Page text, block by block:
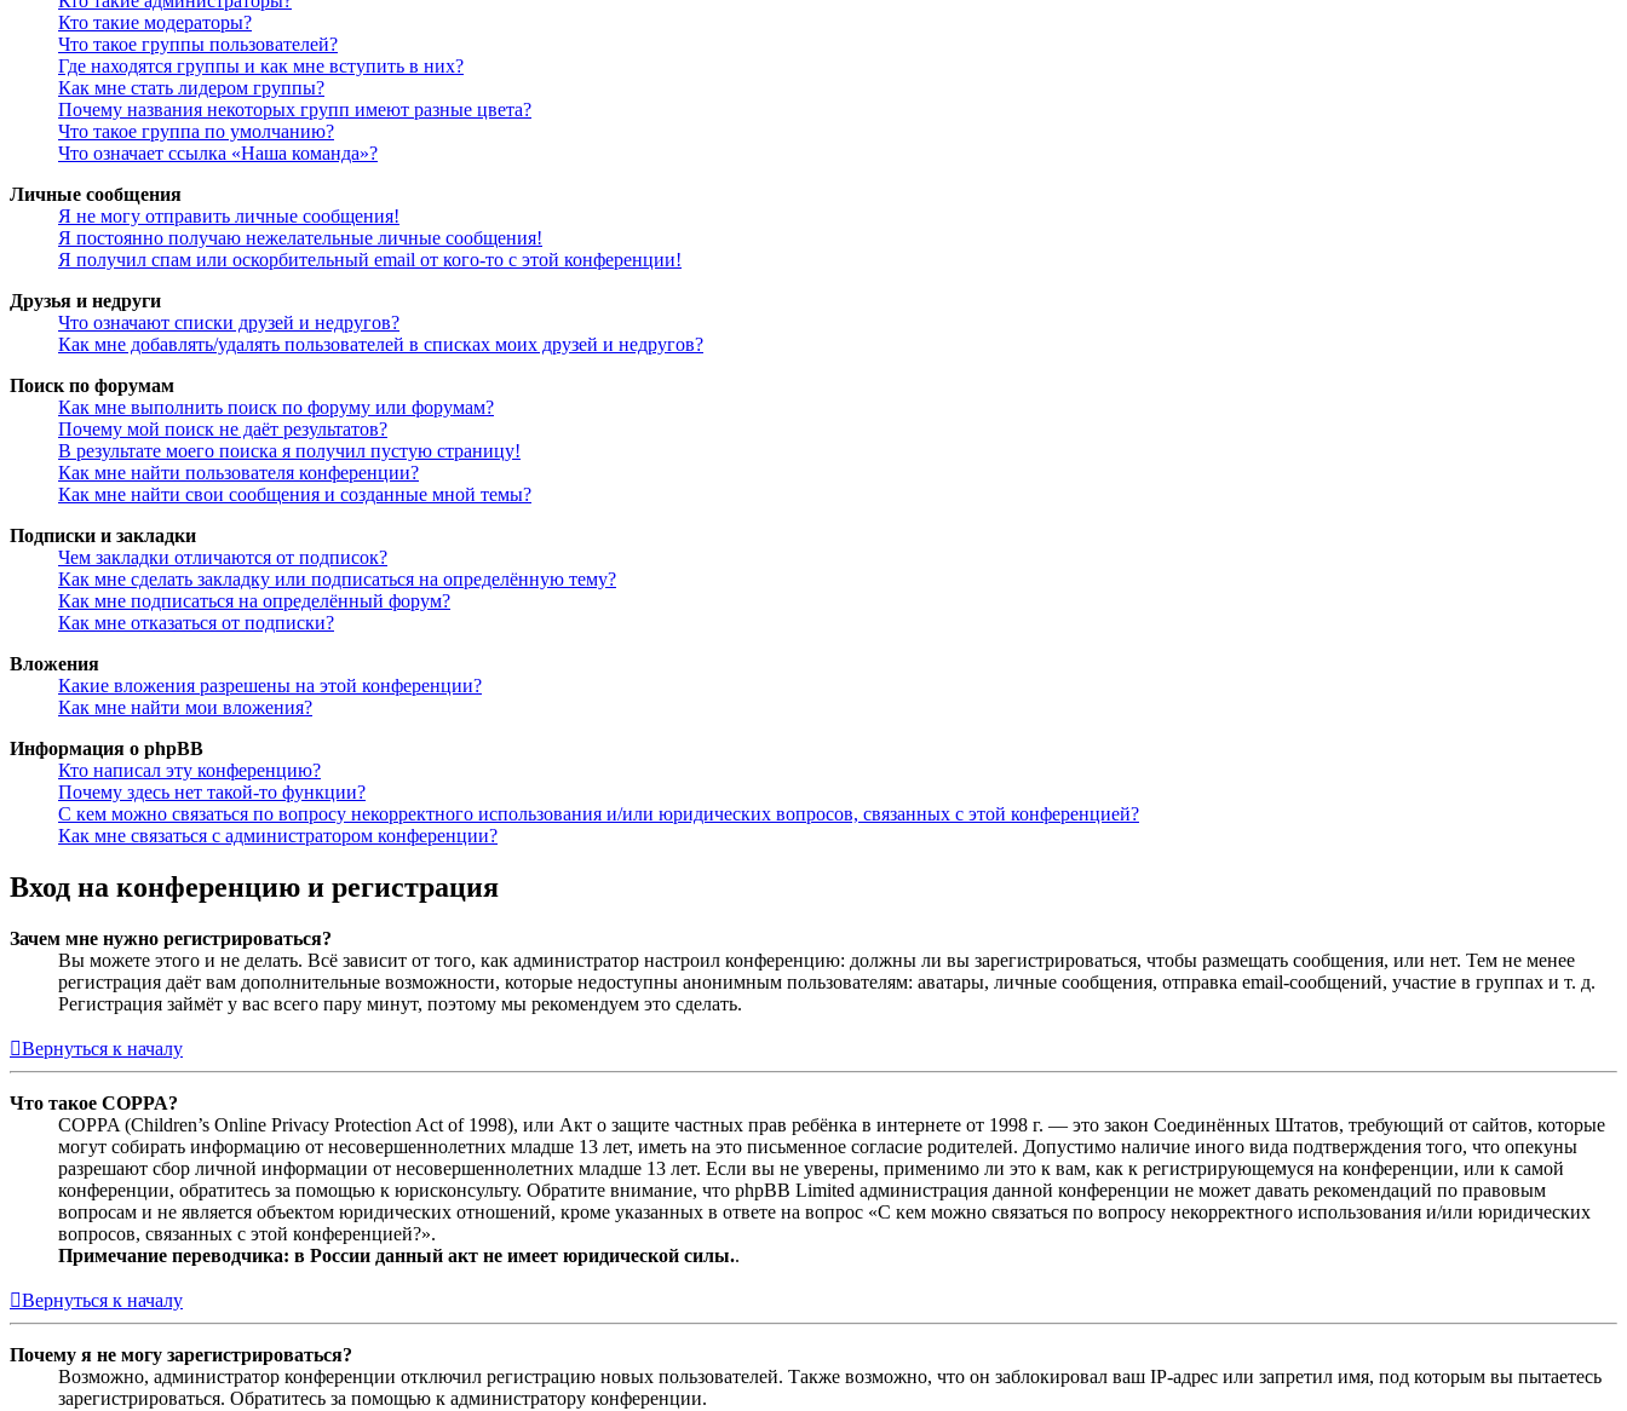
Кто такие модераторы?
Что такое группы пользователей?
Где находятся группы и как мне вступить в них?
Как мне стать лидером группы?
Почему названия некоторых групп имеют разные цвета?
Что такое группа по умолчанию?
Что означает ссылка «Наша команда»?
Личные сообщения
Я не могу отправить личные сообщения!
Я постоянно получаю нежелательные личные сообщения!
Я получил спам или оскорбительный email от кого-то с этой конференции!
Друзья и недруги
Что означают списки друзей и недругов?
Как мне добавлять/удалять пользователей в списках моих друзей и недругов?
Поиск по форумам
Как мне выполнить поиск по форуму или форумам?
Почему мой поиск не даёт результатов?
В результате моего поиска я получил пустую страницу!
Как мне найти пользователя конференции?
Как мне найти свои сообщения и созданные мной темы?
Подписки и закладки
Чем закладки отличаются от подписок?
Как мне сделать закладку или подписаться на определённую тему?
Как мне подписаться на определённый форум?
Как мне отказаться от подписки?
Вложения
Какие вложения разрешены на этой конференции?
Как мне найти мои вложения?
Информация о phpBB
Кто написал эту конференцию?
Почему здесь нет такой-то функции?
С кем можно связаться по вопросу некорректного использования и/или юридических вопросов, связанных с этой конференцией?
Как мне связаться с администратором конференции?
Вход на конференцию и регистрация
Зачем мне нужно регистрироваться?
Вы можете этого и не делать. Всё зависит от того, как администратор настроил конференцию: должны ли вы зарегистрироваться, чтобы размещать сообщения, или нет. Тем не менее
регистрация даёт вам дополнительные возможности, которые недоступны анонимным пользователям: аватары, личные сообщения, отправка email-сообщений, участие в группах и т. д.
Регистрация займёт у вас всего пару минут, поэтому мы рекомендуем это сделать.
Вернуться к началу
Что такое COPPA?
COPPA (Children’s Online Privacy Protection Act of 1998), или Акт о защите частных прав ребёнка в интернете от 1998 г. — это закон Соединённых Штатов, требующий от сайтов, которые
могут собирать информацию от несовершеннолетних младше 13 лет, иметь на это письменное согласие родителей. Допустимо наличие иного вида подтверждения того, что опекуны
разрешают сбор личной информации от несовершеннолетних младше 13 лет. Если вы не уверены, применимо ли это к вам, как к регистрирующемуся на конференции, или к самой
конференции, обратитесь за помощью к юрисконсульту. Обратите внимание, что phpBB Limited администрация данной конференции не может давать рекомендаций по правовым
вопросам и не является объектом юридических отношений, кроме указанных в ответе на вопрос «С кем можно связаться по вопросу некорректного использования и/или юридических
вопросов, связанных с этой конференцией?».
Примечание переводчика: в России данный акт не имеет юридической силы..
Вернуться к началу
Почему я не могу зарегистрироваться?
Возможно, администратор конференции отключил регистрацию новых пользователей. Также возможно, что он заблокировал ваш IP-адрес или запретил имя, под которым вы пытаетесь
зарегистрироваться. Обратитесь за помощью к администратору конференции.